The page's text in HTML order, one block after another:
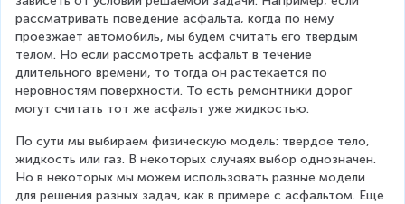
рассматривать поведение асфальта, когда по нему
проезжает автомобиль, мы будем считать его твердым
телом. Но если рассмотреть асфальт в течение
длительного времени, то тогда он растекается по
неровностям поверхности. То есть ремонтники дорог
могут считать тот же асфальт уже жидкостью.
По сути мы выбираем физическую модель: твердое тело,
жидкость или газ. В некоторых случаях выбор однозначен.
Но в некоторых мы можем использовать разные модели
для решения разных задач, как в примере с асфальтом. Еще